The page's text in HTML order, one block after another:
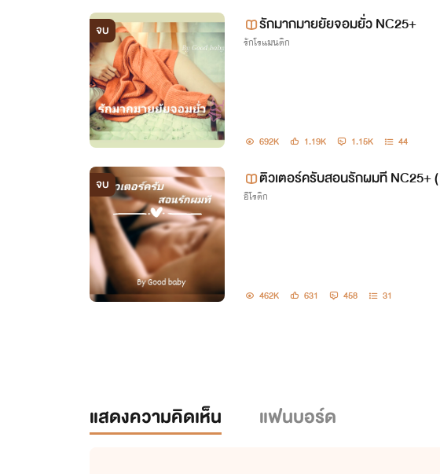
จบ รักมากมายยัยจอมยั่ว NC25+
รักโรแมนติก
692K 1.19K 1.15K 44
จบ
ติวเตอร์ครับสอนรักผมที NC25+
) ( จบแล้วติดเหรียญนะคะ )
อีโรติก
462K 631 458 31
แสดงความคิดเห็น แฟนบอร์ด